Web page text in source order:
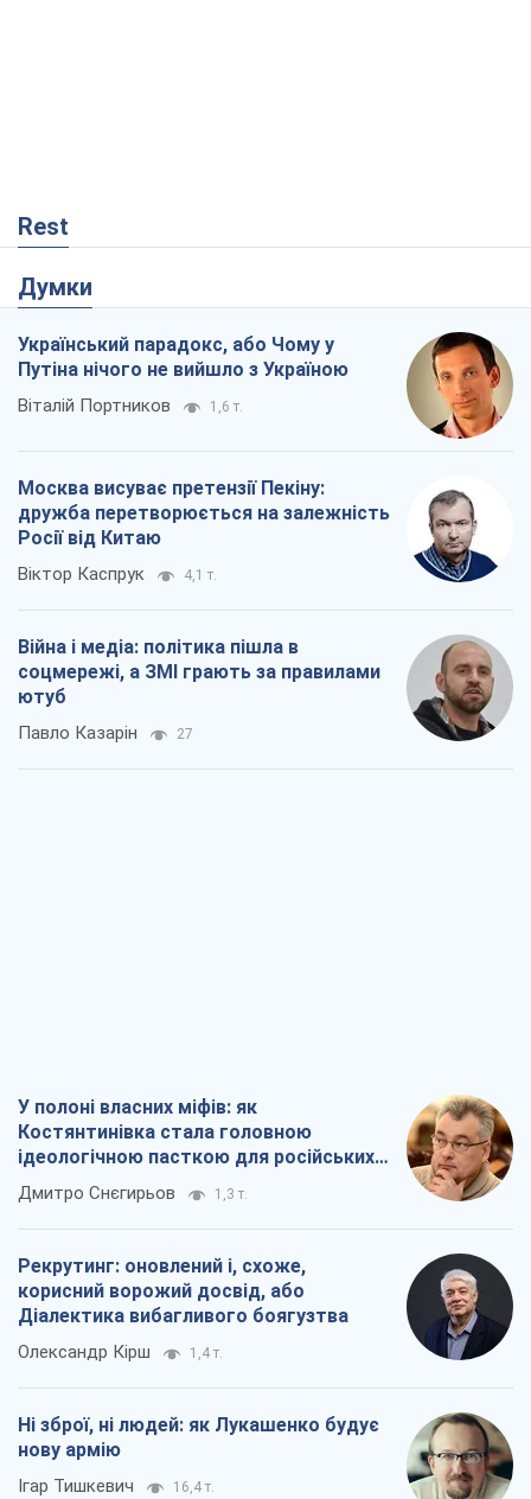
Rest
Думки
Український парадокс, або Чому у
Путіна нічого не вийшло з Україною
Віталій Портников 1,6 т.
Москва висуває претензії Пекіну:
дружба перетворюється на залежність
Росії від Китаю
Віктор Каспрук 4,1 т.
Війна і медіа: політика пішла в
соцмережі, а ЗМІ грають за правилами
ютуб
Павло Казарін 27
У полоні власних міфів: як
Костянтинівка стала головною
ідеологічною пасткою для російських
окупантів
Дмитро Снєгирьов 1,3 т.
Рекрутинг: оновлений і, схоже,
корисний ворожий досвід, або
Діалектика вибагливого боягузтва
Олександр Кірш 1,4 т.
Ні зброї, ні людей: як Лукашенко будує
нову армію
Ігар Тишкевич 16,4 т.